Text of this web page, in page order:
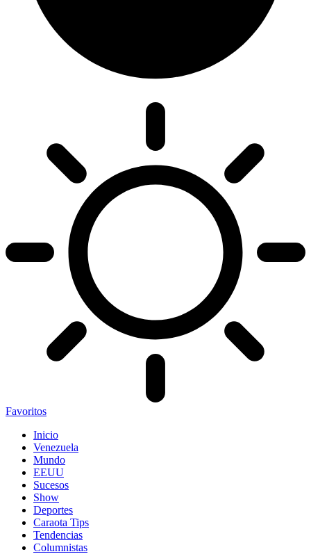
Favoritos
Inicio
Venezuela
Mundo
EEUU
Sucesos
Show
Deportes
Caraota Tips
Tendencias
Columnistas